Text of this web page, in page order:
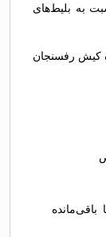
به بلیط‌های
کیش رفسنجان